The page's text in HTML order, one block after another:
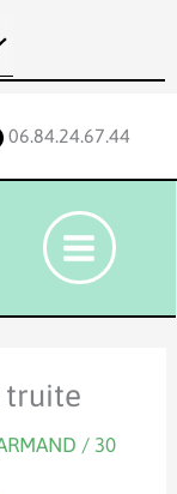
06.84.24.67.44
truite
/ 30